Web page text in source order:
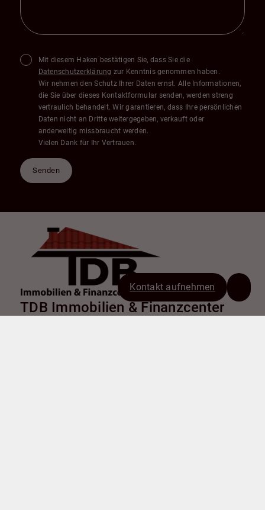
Kontakt aufnehmen
Mit diesem Haken bestätigen Sie, dass Sie die
Datenschutzerklärung zur Kenntnis genommen haben.
Wir nehmen den Schutz Ihrer Daten ernst. Alle Informationen,
die Sie über dieses Kontaktformular senden, werden streng
vertraulich behandelt. Wir garantieren, dass Ihre persönlichen
Daten nicht an Dritte weitergegeben, verkauft oder
anderweitig missbraucht werden.
Vielen Dank für Ihr Vertrauen.
Senden
TDB Immobilien & Finanzcenter